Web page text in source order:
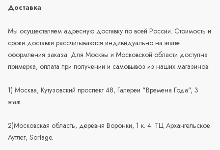
Доставка
Мы осуществляем адресную доставку по всей России. Стоимость и
сроки доставки рассчитываются индивидуально на этапе
оформления заказа. Для Москвы и Московской области доступна
примерка, оплата при получении и самовывоз из наших магазинов:
1) Москва, Кутузовский проспект 48, Галереи "Времена Года", 3
этаж.
2)Московская область, деревня Воронки, 1 к. 4. ТЦ Архангельское
Аутлет, Sortage.